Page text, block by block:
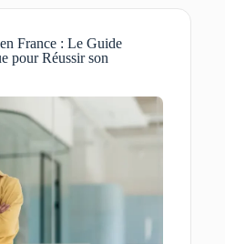
France : Le Guide
pour Réussir son